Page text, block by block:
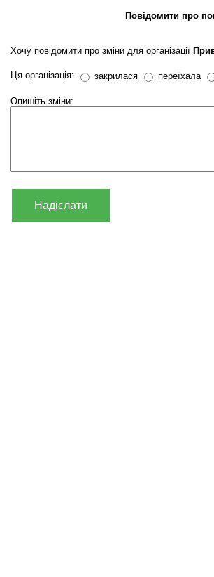
Повідомити про
Хочу повідомити про зміни для організації
Ця організація: закрилася переїхала
Опишіть зміни:
Надіслати